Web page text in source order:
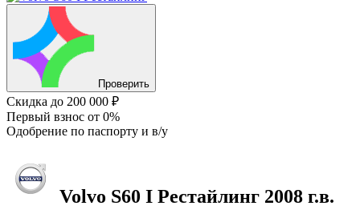
Проверить
Скидка до 200 000 ₽
Первый взнос от 0%
Одобрение по паспорту и в/у
Volvo S60 I Рестайлинг 2008 г.в.